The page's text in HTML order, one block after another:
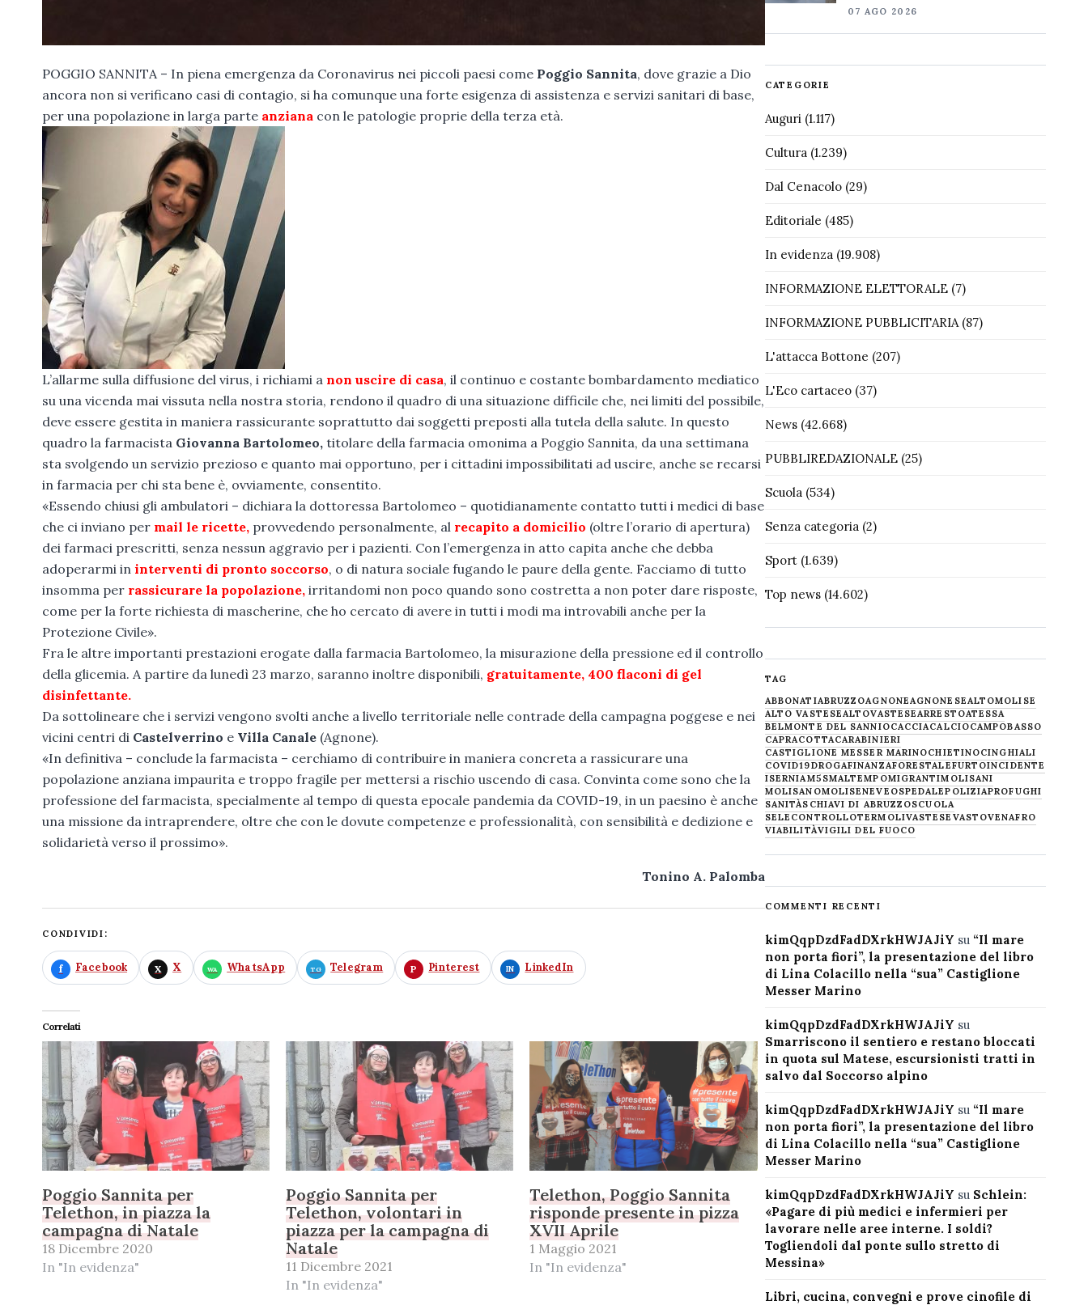
POGGIO SANNITA – In piena emergenza da Coronavirus nei piccoli paesi come Poggio Sannita, dove grazie a Dio
ancora non si verificano casi di contagio, si ha comunque una forte esigenza di assistenza e servizi sanitari di base,
per una popolazione in larga parte anziana con le patologie proprie della terza età.
L’allarme sulla diffusione del virus, i richiami a non uscire di casa, il continuo e costante bombardamento mediatico
su una vicenda mai vissuta nella nostra storia, rendono il quadro di una situazione difficile che, nei limiti del possibile,
deve essere gestita in maniera rassicurante soprattutto dai soggetti preposti alla tutela della salute. In questo
quadro la farmacista Giovanna Bartolomeo, titolare della farmacia omonima a Poggio Sannita, da una settimana
sta svolgendo un servizio prezioso e quanto mai opportuno, per i cittadini impossibilitati ad uscire, anche se recarsi
in farmacia per chi sta bene è, ovviamente, consentito.
«Essendo chiusi gli ambulatori – dichiara la dottoressa Bartolomeo – quotidianamente contatto tutti i medici di base
che ci inviano per mail le ricette, provvedendo personalmente, al recapito a domicilio (oltre l’orario di apertura)
dei farmaci prescritti, senza nessun aggravio per i pazienti. Con l’emergenza in atto capita anche che debba
adoperarmi in interventi di pronto soccorso, o di natura sociale fugando le paure della gente. Facciamo di tutto
insomma per rassicurare la popolazione, irritandomi non poco quando sono costretta a non poter dare risposte,
come per la forte richiesta di mascherine, che ho cercato di avere in tutti i modi ma introvabili anche per la
Protezione Civile».
Fra le altre importanti prestazioni erogate dalla farmacia Bartolomeo, la misurazione della pressione ed il controllo
della glicemia. A partire da lunedì 23 marzo, saranno inoltre disponibili, gratuitamente, 400 flaconi di gel
disinfettante.
Da sottolineare che i servizi vengono svolti anche a livello territoriale nelle contrade della campagna poggese e nei
vicini centri di Castelverrino e Villa Canale (Agnone).
«In definitiva – conclude la farmacista – cerchiamo di contribuire in maniera concreta a rassicurare una
popolazione anziana impaurita e troppo fragile per mettersi a rischio uscendo di casa. Convinta come sono che la
professione del farmacista, specialmente al tempo di questa epocale pandemia da COVID-19, in un paesino è anche
una missione da intraprendere, oltre che con le dovute competenze e professionalità, con sensibilità e dedizione e
solidarietà verso il prossimo».
Tonino A. Palomba
CONDIVIDI:
Facebook X WhatsApp Telegram Pinterest LinkedIn
Correlati
Poggio Sannita per
Telethon, in piazza la
campagna di Natale
18 Dicembre 2020
In "In evidenza"
Poggio Sannita per
Telethon, volontari in
piazza per la campagna di
Natale
11 Dicembre 2021
In "In evidenza"
Telethon, Poggio Sannita
risponde presente in pizza
XVII Aprile
1 Maggio 2021
In "In evidenza"
07 AGO 2026
CATEGORIE
Auguri(1.117)
Cultura(1.239)
Dal Cenacolo(29)
Editoriale (485)
In evidenza(19.908)
INFORMAZIONE ELETTORALE(7)
INFORMAZIONE PUBBLICITARIA(87)
L'attacca Bottone (207)
L'Eco cartaceo(37)
News(42.668)
PUBBLIREDAZIONALE(25)
Scuola(534)
Senza categoria(2)
Sport(1.639)
Top news(14.602)
TAG
ABBONATIABRUZZOAGNONEAGNONESEALTOMOLISE
ALTO VASTESEALTOVASTESEARRESTOATESSA
BELMONTE DEL SANNIOCACCIACALCIOCAMPOBASSO
CAPRACOTTACARABINIERI
CASTIGLIONE MESSER MARINOCHIETINOCINGHIALI
COVID19DROGAFINANZAFORESTALEFURTOINCIDENTE
ISERNIAM5SMALTEMPOMIGRANTIMOLISANI
MOLISANOMOLISENEVE OSPEDALEPOLIZIAPROFUGHI
SANITÀSCHIAVI DI ABRUZZOSCUOLA
SELECONTROLLOTERMOLIVASTESE VASTOVENAFRO
VIABILITÀVIGILI DEL FUOCO
COMMENTI RECENTI
kimQqpDzdFadDXrkHWJAJiY su “Il mare
non porta fiori”, la presentazione del libro
di Lina Colacillo nella “sua” Castiglione
Messer Marino
kimQqpDzdFadDXrkHWJAJiY su
Smarriscono il sentiero e restano bloccati
in quota sul Matese, escursionisti tratti in
salvo dal Soccorso alpino
kimQqpDzdFadDXrkHWJAJiY su “Il mare
non porta fiori”, la presentazione del libro
di Lina Colacillo nella “sua” Castiglione
Messer Marino
kimQqpDzdFadDXrkHWJAJiY su Schlein:
«Pagare di più medici e infermieri per
lavorare nelle aree interne. I soldi?
Togliendoli dal ponte sullo stretto di
Messina»
Libri, cucina, convegni e prove cinofile di